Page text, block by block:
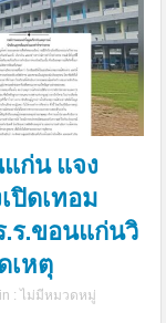
ก่น แจง
ปิดเทอม
.ร.ขอนแก่นวิ
เหตุ
in :ไม่มีหมวดหมู่